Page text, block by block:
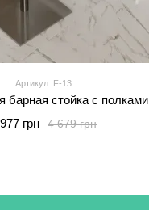
Артикул: F-13
барная стойка с полками
4 679 грн
грн